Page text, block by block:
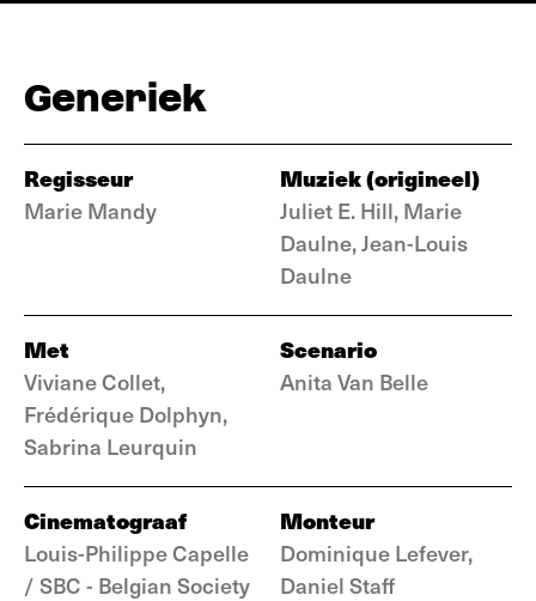
Generiek
Regisseur
Marie Mandy
Muziek (origineel)
Juliet E. Hill, Marie
Daulne, Jean-Louis
Daulne
Met
Viviane Collet,
Frédérique Dolphyn,
Sabrina Leurquin
Scenario
Anita Van Belle
Cinematograaf
Louis-Philippe Capelle
/ SBC - Belgian Society
Monteur
Dominique Lefever,
Daniel Staff